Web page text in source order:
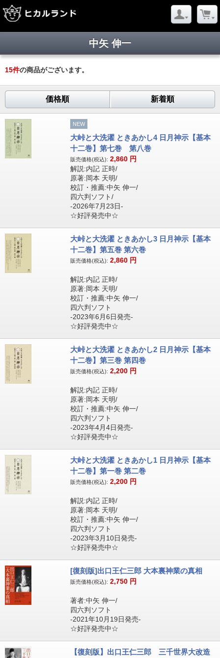
中矢 伸一
15件の商品がございます。
価格順 新着順
NEW
大峠と大洗濯 ときあかし4 日月神示【基本
十二巻】第七巻 第八巻
販売価格(税込): 2,860 円
解説:内記 正時/
原著:岡本 天明/
校訂・推薦:中矢 伸一/
四六判ソフト/
-2026年7月23日-
☆好評発売中☆
大峠と大洗濯 ときあかし3 日月神示【基本
十二巻】第五巻 第六巻
販売価格(税込): 2,860 円
解説:内記 正時/
原著:岡本 天明/
校訂・推薦:中矢 伸一/
四六判ソフト
-2023年6月6日発売-
☆好評発売中☆
大峠と大洗濯 ときあかし2 日月神示【基本
十二巻】第三巻 第四巻
販売価格(税込): 2,200 円
解説:内記 正時/
原著:岡本 天明/
校訂・推薦:中矢 伸一/
四六判ソフト
-2023年4月4日発売-
☆好評発売中☆
大峠と大洗濯 ときあかし1 日月神示【基本
十二巻】第一巻 第二巻
販売価格(税込): 2,200 円
解説:内記 正時/
原著:岡本 天明/
校訂・推薦:中矢 伸一/
四六判ソフト
-2023年3月10日発売-
☆好評発売中☆
[復刻版]出口王仁三郎 大本裏神業の真相
販売価格(税込): 2,750 円
著者:中矢 伸一/
四六判ソフト
-2021年10月19日発売-
☆好評発売中☆
【復刻版】出口王仁三郎 三千世界大改造